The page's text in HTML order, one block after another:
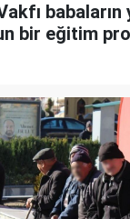
babaların
bir eğitim